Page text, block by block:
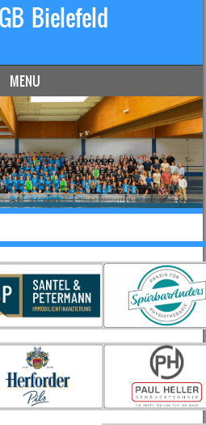
Bielefeld
MENU